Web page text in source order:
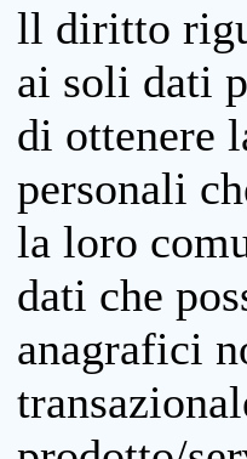
ll diritto
ai soli dati
di ottenere
personali
la loro
dati che
anagrafici